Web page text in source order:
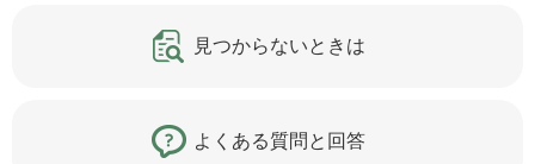
見つからないときは
よくある質問と回答